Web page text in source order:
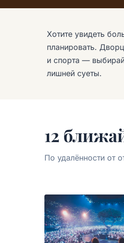
Хотите увидеть
планировать.
и спорта —
лишней суеты.
12
По удалённости от